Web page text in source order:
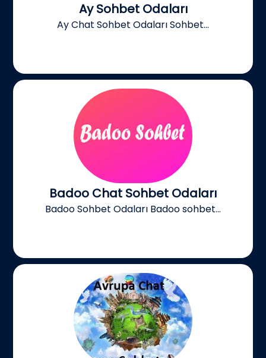
Ay Sohbet Odaları
Ay Chat Sohbet Odaları Sohbet...
Badoo Chat Sohbet Odaları
Badoo Sohbet Odaları Badoo sohbet...